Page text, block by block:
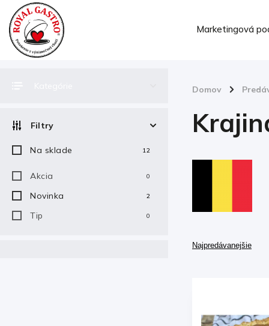
Marketingová
Domov /
Filtry
Na sklade 12
Akcia 0
Novinka 2
Tip 0
Najpredávanejšie